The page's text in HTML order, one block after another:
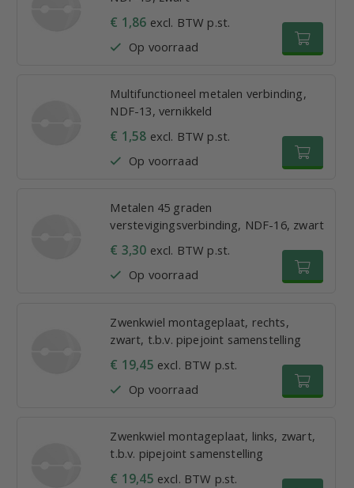
€ 1,86 excl. BTW p.st.
Op voorraad
Multifunctioneel metalen verbinding,
NDF-13, vernikkeld
€ 1,58 excl. BTW p.st.
Op voorraad
Metalen 45 graden
verstevigingsverbinding, NDF-16, zwart
€ 3,30 excl. BTW p.st.
Op voorraad
Zwenkwiel montageplaat, rechts,
zwart, t.b.v. pipejoint samenstelling
€ 19,45 excl. BTW p.st.
Op voorraad
Zwenkwiel montageplaat, links, zwart,
t.b.v. pipejoint samenstelling
€ 19,45 excl. BTW p.st.